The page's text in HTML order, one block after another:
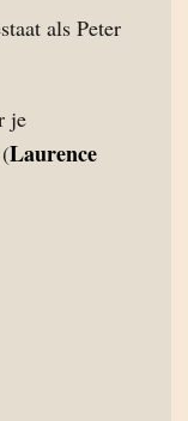
als Peter
je
Laurence